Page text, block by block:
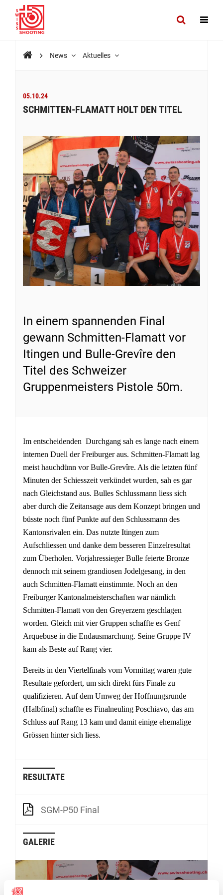
News Aktuelles
05.10.24
SCHMITTEN-FLAMATT HOLT DEN TITEL
In einem spannenden Final
gewann Schmitten-Flamatt vor
Itingen und Bulle-Grevîre den
Titel des Schweizer
Gruppenmeisters Pistole 50m.
Im entscheidenden Durchgang sah es lange nach einem
internen Duell der Freiburger aus. Schmitten-Flamatt lag
meist hauchdünn vor Bulle-Grevîre. Als die letzten fünf
Minuten der Schiesszeit verkündet wurden, sah es gar
nach Gleichstand aus. Bulles Schlussmann liess sich
aber durch die Zeitansage aus dem Konzept bringen und
büsste noch fünf Punkte auf den Schlussmann des
Kantonsrivalen ein. Das nutzte Itingen zum
Aufschliessen und danke dem besseren Einzelresultat
zum Überholen. Vorjahressieger Bulle feierte Bronze
dennoch mit seinem grandiosen Jodelgesang, in den
auch Schmitten-Flamatt einstimmte. Noch an den
Freiburger Kantonalmeisterschaften war nämlich
Schmitten-Flamatt von den Greyerzern geschlagen
worden. Gleich mit vier Gruppen schaffte es Genf
Arquebuse in die Endausmarchung. Seine Gruppe IV
kam als Beste auf Rang vier.
Bereits in den Viertelfinals vom Vormittag waren gute
Resultate gefordert, um sich direkt fürs Finale zu
qualifizieren. Auf dem Umweg der Hoffnungsrunde
(Halbfinal) schaffte es Finalneuling Poschiavo, das am
Schluss auf Rang 13 kam und damit einige ehemalige
Grössen hinter sich liess.
RESULTATE
SGM-P50 Final
GALERIE